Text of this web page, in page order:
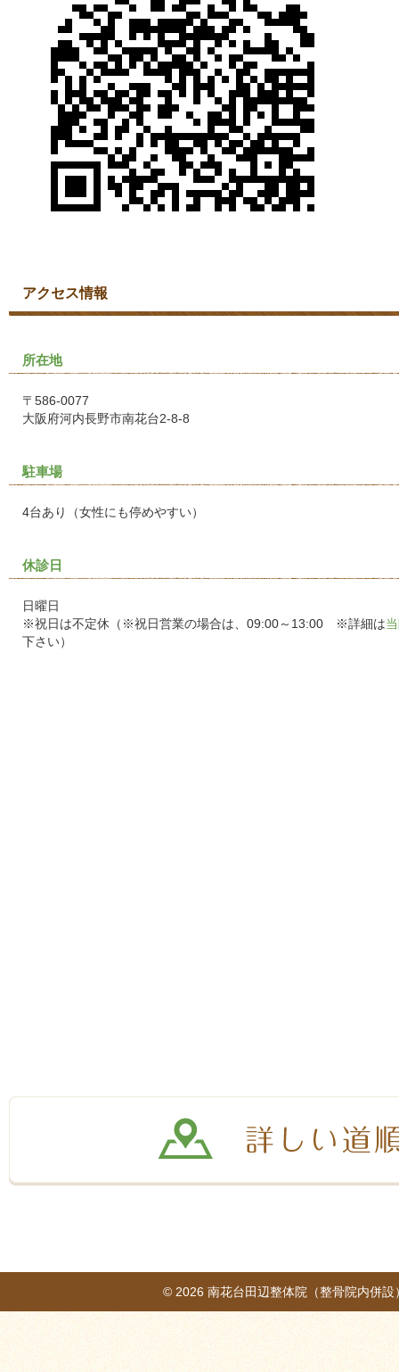
アクセス情報
所在地
〒586-0077
大阪府河内長野市南花台2-8-8
駐車場
4台あり（女性にも停めやすい）
休診日
日曜日
※祝日は不定休（※祝日営業の場合は、09:00～13:00 ※詳細は
下さい）
© 2026 南花台田辺整体院（整骨院内併設